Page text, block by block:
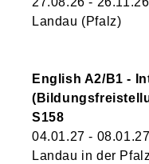
Landau (Pfalz)
English A2/B1 -
S158
04.01.27 - 08.01.27
Landau in der Pfalz